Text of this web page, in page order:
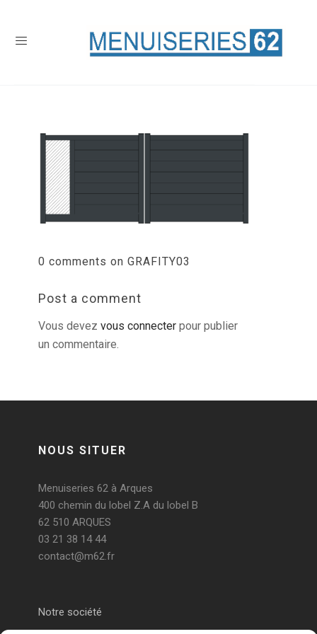
0 comments on GRAFITY03
Post a comment
Vous devez vous connecter pour publier
un commentaire.
NOUS SITUER
Menuiseries 62 à Arques
400 chemin du lobel Z.A du lobel B
62 510 ARQUES
03 21 38 14 44
contact@m62.fr
Notre société